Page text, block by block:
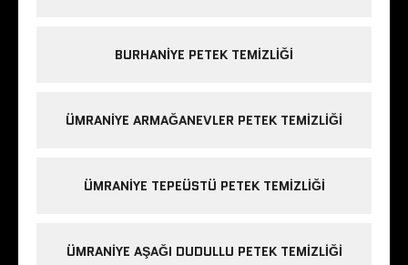
BURHANIYE PETEK TEMIZLIĞI
ÜMRANIYE ARMAĞANEVLER PETEK TEMIZLIĞI
ÜMRANIYE TEPEÜSTÜ PETEK TEMIZLIĞI
ÜMRANIYE AŞAĞI DUDULLU PETEK TEMIZLIĞI